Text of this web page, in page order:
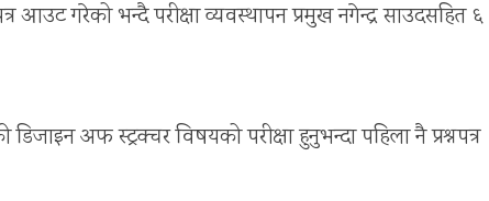
आउट गरेको भन्दै परीक्षा व्यवस्थापन प्रमुख नगेन्द्र साउदसहित ६
अफ स्ट्रक्चर विषयको परीक्षा हुनुभन्दा पहिला नै प्रश्नपत्र